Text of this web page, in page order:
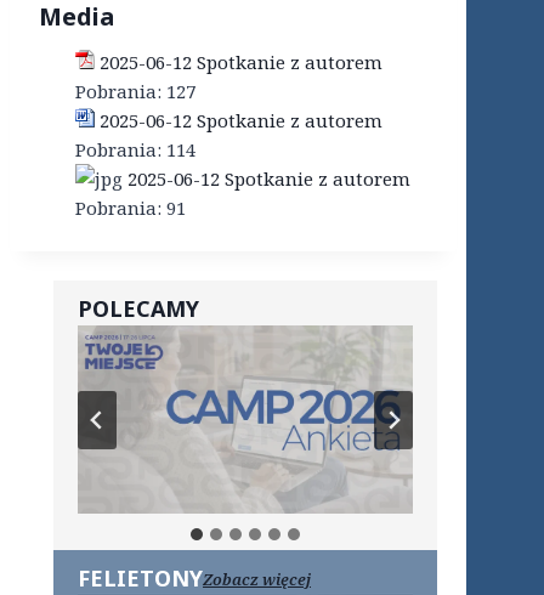
Media
2025-06-12 Spotkanie z autorem
Pobrania: 127
2025-06-12 Spotkanie z autorem
Pobrania: 114
2025-06-12 Spotkanie z autorem
Pobrania: 91
POLECAMY
FELIETONYZobacz więcej